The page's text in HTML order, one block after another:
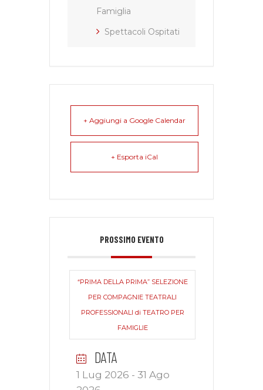
Famiglia
Spettacoli Ospitati
+ Aggiungi a Google Calendar
+ Esporta iCal
PROSSIMO EVENTO
“PRIMA DELLA PRIMA” SELEZIONE
PER COMPAGNIE TEATRALI
PROFESSIONALI di TEATRO PER
FAMIGLIE
DATA
1 Lug 2026 - 31 Ago